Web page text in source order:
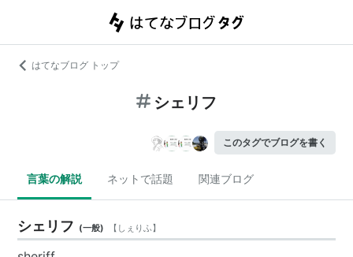
はてなブログ トップ
シェリフ
このタグでブログを書く
言葉の解説 ネットで話題 関連ブログ
シェリフ (一般) 【 しぇりふ】